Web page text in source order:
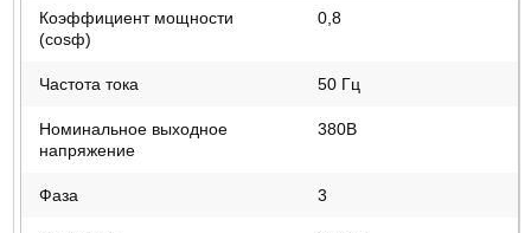
Коэффициент мощности
(cosф)
0,8
Частота тока 50 Гц
Номинальное выходное
напряжение
380В
Фаза 3